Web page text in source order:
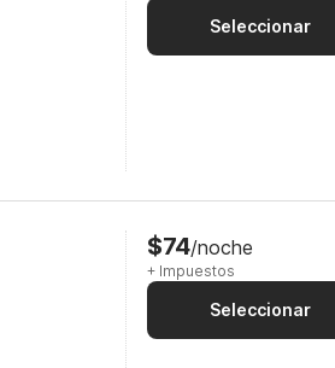
Seleccionar
$74/noche
+ Impuestos
Seleccionar